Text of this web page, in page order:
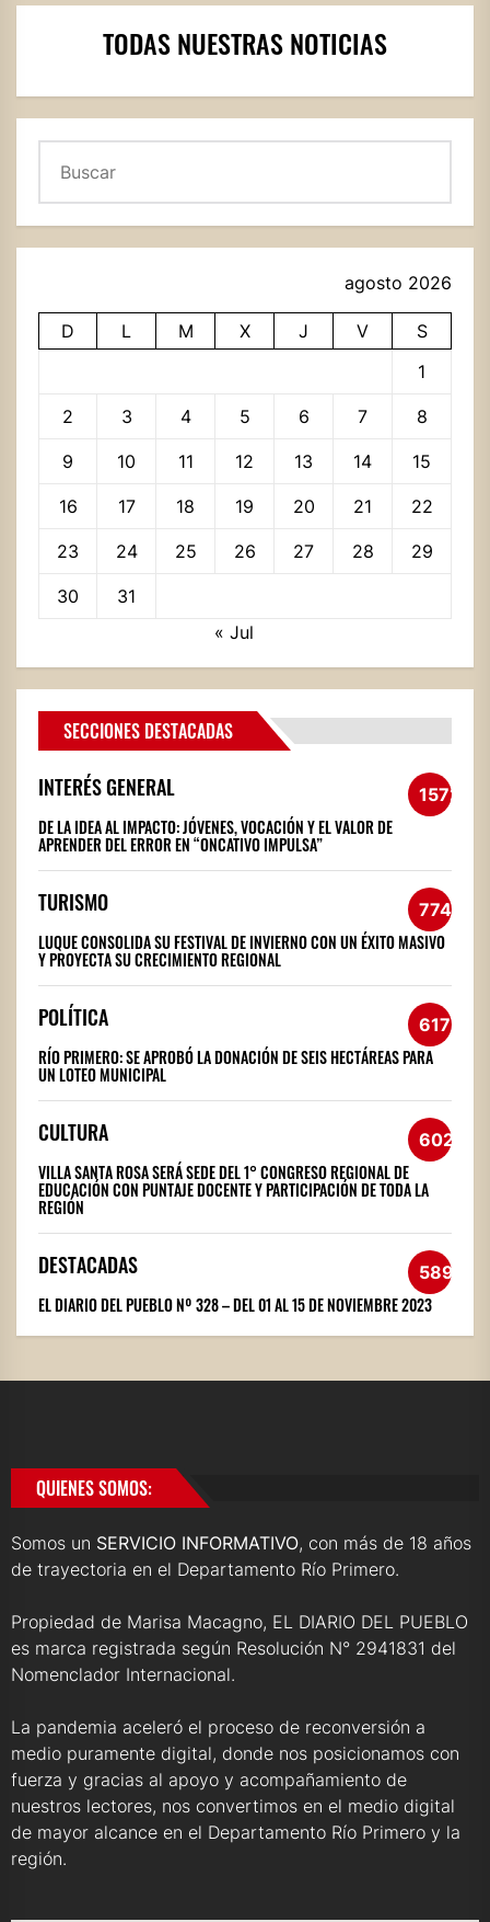
TODAS NUESTRAS NOTICIAS
agosto 2026
D L M X J V
S
1
2 3 4 5 6 7 8
9 10 11 12 13 14 15
16 17 18 19 20 21 22
23 24 25 26 27 28 29
30
31
« Jul
SECCIONES DESTACADAS
INTERÉS GENERAL 1572
DE LA IDEA AL IMPACTO: JÓVENES, VOCACIÓN Y EL VALOR DE
APRENDER DEL ERROR EN “ONCATIVO IMPULSA”
TURISMO 774
LUQUE CONSOLIDA SU FESTIVAL DE INVIERNO CON UN ÉXITO MASIVO
Y PROYECTA SU CRECIMIENTO REGIONAL
POLÍTICA 617
RÍO PRIMERO: SE APROBÓ LA DONACIÓN DE SEIS HECTÁREAS PARA
UN LOTEO MUNICIPAL
CULTURA 602
VILLA SANTA ROSA SERÁ SEDE DEL 1° CONGRESO REGIONAL DE
EDUCACIÓN CON PUNTAJE DOCENTE Y PARTICIPACIÓN DE TODA LA
REGIÓN
DESTACADAS 589
EL DIARIO DEL PUEBLO Nº 328 – DEL 01 AL 15 DE NOVIEMBRE 2023
QUIENES SOMOS:
Somos un SERVICIO INFORMATIVO, con más de 18 años
de trayectoria en el Departamento Río Primero.
Propiedad de Marisa Macagno, EL DIARIO DEL PUEBLO
es marca registrada según Resolución N° 2941831 del
Nomenclador Internacional.
La pandemia aceleró el proceso de reconversión a
medio puramente digital, donde nos posicionamos con
fuerza y gracias al apoyo y acompañamiento de
nuestros lectores, nos convertimos en el medio digital
de mayor alcance en el Departamento Río Primero y la
región.